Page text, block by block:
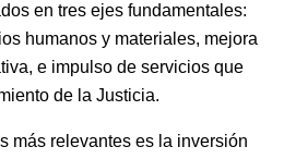
en tres ejes fundamentales:
humanos y materiales, mejora
e impulso de servicios que
de la Justicia.
más relevantes es la inversión